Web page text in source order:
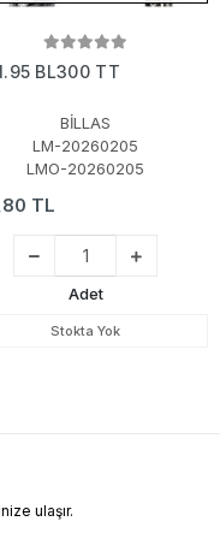
BL300 TT
BİLLAS
LM-20260205
LMO-20260205
TL
Adet
Stokta Yok
ulaşır.